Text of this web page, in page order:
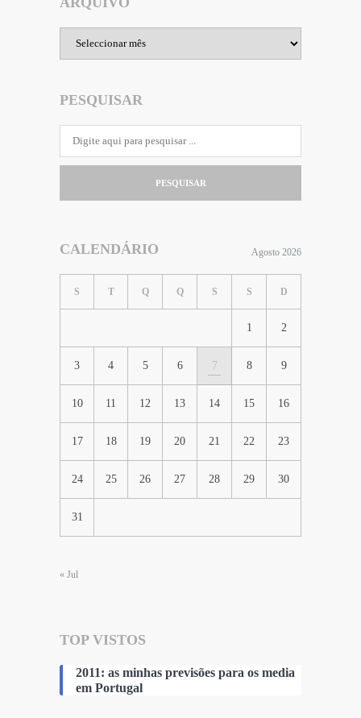
PESQUISAR
PESQUISAR
CALENDÁRIO Agosto 2026
S T Q Q S S D
1 2
3 4 5 6 7 8 9
10 11 12 13 14 15 16
17 18 19 20 21 22 23
24 25 26 27 28 29 30
31
« Jul
TOP VISTOS
2011: as minhas previsões para os media
em Portugal